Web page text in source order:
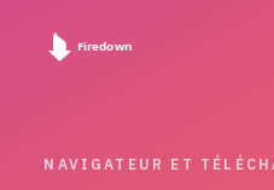
NAVIGATEUR ET